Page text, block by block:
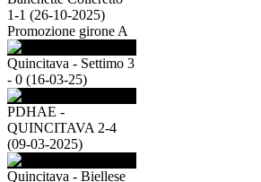
1-1 (26-10-2025)
Promozione girone A
Quincitava - Settimo 3
- 0 (16-03-25)
PDHAE -
QUINCITAVA 2-4
(09-03-2025)
Quincitava - Biellese